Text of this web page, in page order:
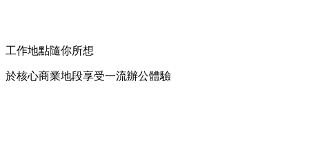
工作地點隨你所想
於核心商業地段享受一流辦公體驗